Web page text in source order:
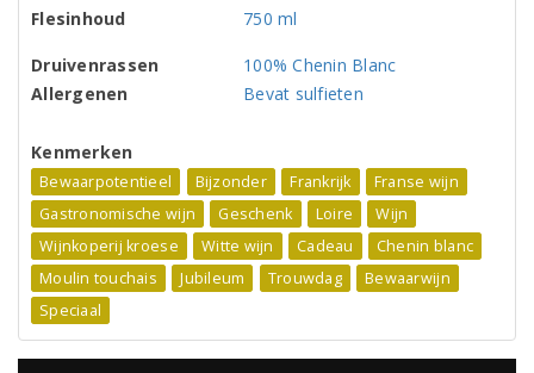
Flesinhoud
750 ml
Druivenrassen
100% Chenin Blanc
Allergenen
Bevat sulfieten
Kenmerken
Bewaarpotentieel Bijzonder Frankrijk
Franse wijn
Gastronomische wijn
Geschenk Loire
Wijn
Wijnkoperij kroese
Witte wijn Cadeau
Chenin blanc
Moulin touchais
Jubileum Trouwdag
Bewaarwijn
Speciaal